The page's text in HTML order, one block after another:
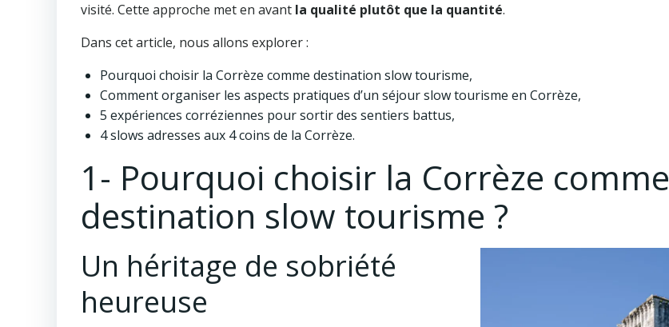
visité. Cette approche met en avant la qualité plutôt que la quantité.
Dans cet article, nous allons explorer :
Pourquoi choisir la Corrèze comme destination slow tourisme,
Comment organiser les aspects pratiques d’un séjour slow tourisme en Corrèze,
5 expériences corréziennes pour sortir des sentiers battus,
4 slows adresses aux 4 coins de la Corrèze.
1- Pourquoi choisir la Corrèze comme
destination slow tourisme ?
Un héritage de sobriété
heureuse